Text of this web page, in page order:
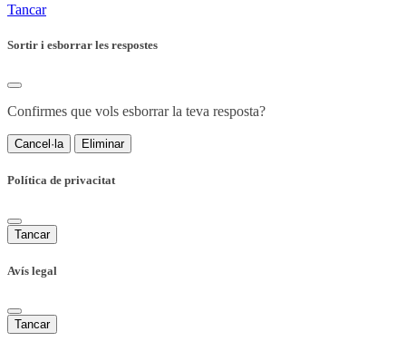
Tancar
Sortir i esborrar les respostes
Confirmes que vols esborrar la teva resposta?
Cancel·la Eliminar
Política de privacitat
Tancar
Avís legal
Tancar